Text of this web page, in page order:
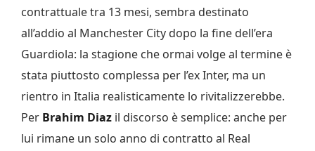
contrattuale tra 13 mesi, sembra destinato
all’addio al Manchester City dopo la fine dell’era
Guardiola: la stagione che ormai volge al termine è
stata piuttosto complessa per l’ex Inter, ma un
rientro in Italia realisticamente lo rivitalizzerebbe.
Per Brahim Diaz il discorso è semplice: anche per
lui rimane un solo anno di contratto al Real